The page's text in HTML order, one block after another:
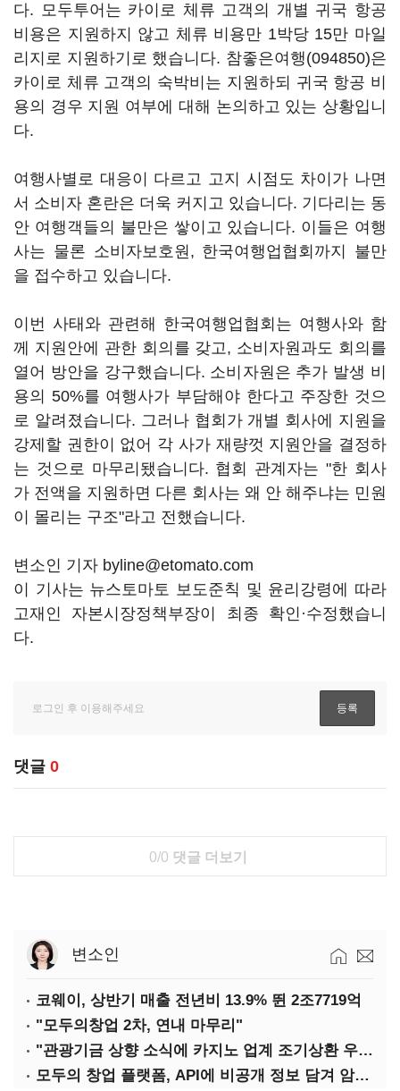
다. 모두투어는 카이로 체류 고객의 개별 귀국 항공
비용은 지원하지 않고 체류 비용만 1박당 15만 마일
리지로 지원하기로 했습니다. 참좋은여행(094850)은
카이로 체류 고객의 숙박비는 지원하되 귀국 항공 비
용의 경우 지원 여부에 대해 논의하고 있는 상황입니
다.
여행사별로 대응이 다르고 고지 시점도 차이가 나면
서 소비자 혼란은 더욱 커지고 있습니다. 기다리는 동
안 여행객들의 불만은 쌓이고 있습니다. 이들은 여행
사는 물론 소비자보호원, 한국여행업협회까지 불만
을 접수하고 있습니다.
이번 사태와 관련해 한국여행업협회는 여행사와 함
께 지원안에 관한 회의를 갖고, 소비자원과도 회의를
열어 방안을 강구했습니다. 소비자원은 추가 발생 비
용의 50%를 여행사가 부담해야 한다고 주장한 것으
로 알려졌습니다. 그러나 협회가 개별 회사에 지원을
강제할 권한이 없어 각 사가 재량껏 지원안을 결정하
는 것으로 마무리됐습니다. 협회 관계자는 "한 회사
가 전액을 지원하면 다른 회사는 왜 안 해주냐는 민원
이 몰리는 구조"라고 전했습니다.
변소인 기자 byline@etomato.com
이 기사는 뉴스토마토 보도준칙 및 윤리강령에 따라
고재인 자본시장정책부장이 최종 확인·수정했습니
다.
댓글 0
0/0 댓글 더보기
변소인
코웨이, 상반기 매출 전년비 13.9% 뛴 2조7719억
"모두의창업 2차, 연내 마무리"
"관광기금 상향 소식에 카지노 업계 조기상환 우려"
모두의 창업 플랫폼, API에 비공개 정보 담겨 암호키까지 새나갔다